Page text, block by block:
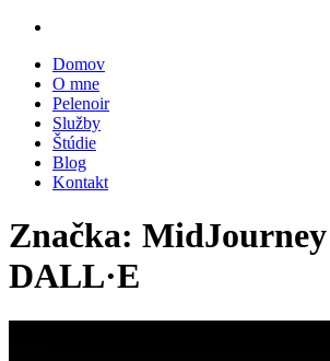
Domov
O mne
Pelenoir
Služby
Štúdie
Blog
Kontakt
Značka:
DALL·E